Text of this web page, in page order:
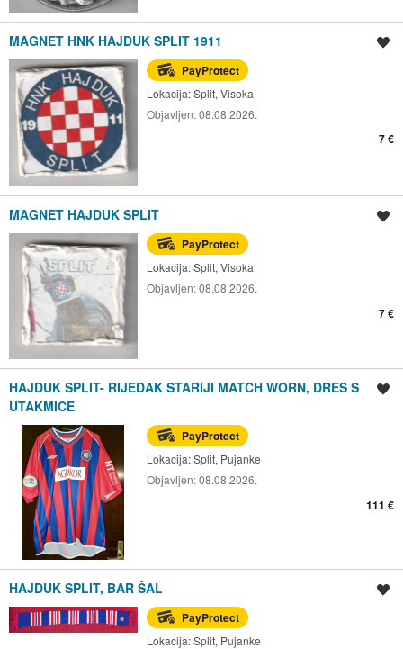
MAGNET HNK HAJDUK SPLIT 1911
PayProtect
Lokacija:Split, Visoka
Objavljen:08.08.2026.
7 €
MAGNET HAJDUK SPLIT
PayProtect
Lokacija:Split, Visoka
Objavljen:08.08.2026.
7 €
HAJDUK SPLIT- RIJEDAK STARIJI MATCH WORN, DRES S
UTAKMICE
PayProtect
Lokacija:Split, Pujanke
Objavljen:08.08.2026.
111 €
HAJDUK SPLIT, BAR ŠAL
PayProtect
Lokacija:Split, Pujanke